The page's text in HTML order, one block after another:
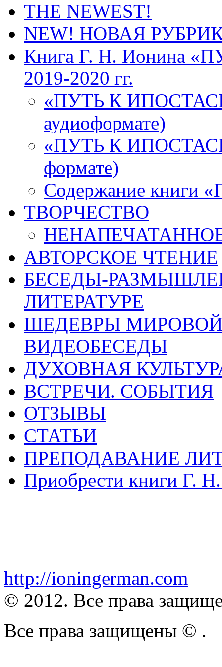
THE NEWEST!
NEW! НОВАЯ
Книга Г. Н. Ионина
2019-2020 гг.
«ПУТЬ К
аудиоформате)
«ПУТЬ К
формате)
Содержание
ТВОРЧЕСТВО
НЕНАПЕЧАТАННОЕ
АВТОРСКОЕ ЧТЕНИЕ
БЕСЕДЫ-
ЛИТЕРАТУРЕ
ШЕДЕВРЫ МИРОВОЙ
ВИДЕОБЕСЕДЫ
ДУХОВНАЯ
ВСТРЕЧИ. СОБЫТИЯ
ОТЗЫВЫ
СТАТЬИ
ПРЕПОДАВАНИЕ
Приобрести книги Г.
http://ioningerman.com
© 2012. Все права
Все права защищены © .